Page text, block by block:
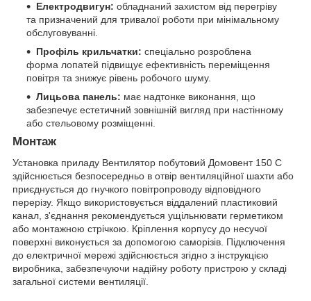
Електродвигун: обладнаний захистом від перегріву
та призначений для тривалої роботи при мінімальному
обслуговуванні.
Профіль крильчатки: спеціально розроблена
форма лопатей підвищує ефективність переміщення
повітря та знижує рівень робочого шуму.
Лицьова панель: має надтонке виконання, що
забезпечує естетичний зовнішній вигляд при настінному
або стельовому розміщенні.
Монтаж
Установка приладу Вентилятор побутовий Домовент 150 С
здійснюється безпосередньо в отвір вентиляційної шахти або
приєднується до гнучкого повітропроводу відповідного
перерізу. Якщо використовується віддалений пластиковий
канал, з'єднання рекомендується ущільнювати герметиком
або монтажною стрічкою. Кріплення корпусу до несучої
поверхні виконується за допомогою саморізів. Підключення
до електричної мережі здійснюється згідно з інструкцією
виробника, забезпечуючи надійну роботу пристрою у складі
загальної системи вентиляції.